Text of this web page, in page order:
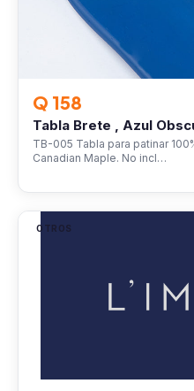
Q 158
Tabla Brete , Azul
TB-005 Tabla para patinar
Canadian Maple. No incl…
OTROS